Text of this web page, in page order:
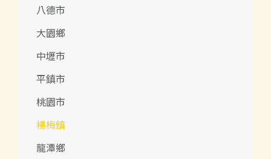
八德市
大園鄉
中壢市
平鎮市
桃園市
楊梅鎮
龍潭鄉